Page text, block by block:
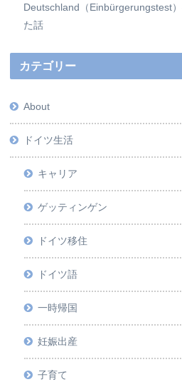
Deutschland（Einbürgerungstest
た話
カテゴリー
About
ドイツ生活
キャリア
ゲッティンゲン
ドイツ移住
ドイツ語
一時帰国
妊娠出産
子育て